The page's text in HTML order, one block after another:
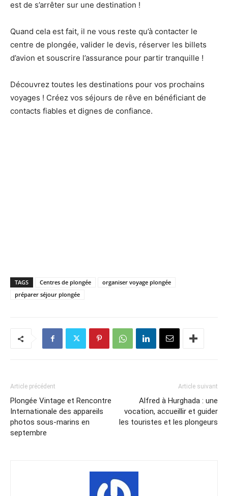
est de s’arrêter sur une destination !
Quand cela est fait, il ne vous reste qu’à contacter le
centre de plongée, valider le devis, réserver les billets
d’avion et souscrire l’assurance pour partir tranquille !
Découvrez toutes les destinations pour vos prochains
voyages ! Créez vos séjours de rêve en bénéficiant de
contacts fiables et dignes de confiance.
TAGS Centres de plongée
organiser voyage plongée
préparer séjour plongée
Article précédent
Plongée Vintage et Rencontre
Internationale des appareils
photos sous-marins en
septembre
Article suivant
Alfred à Hurghada : une
vocation, accueillir et guider
les touristes et les plongeurs